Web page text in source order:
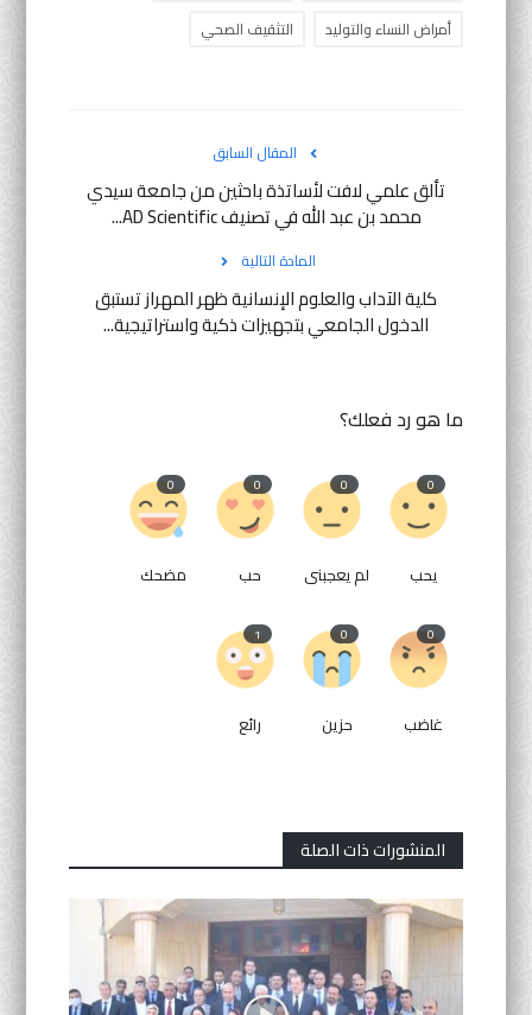
أمراض النساء والتوليد
التثقيف الصحي
المقال السابق
تألق علمي لافت لأساتذة باحثين من جامعة سيدي
محمد بن عبد الله في تصنيف AD Scientific...
المادة التالية
كلية الآداب والعلوم الإنسانية ظهر المهراز تستبق
الدخول الجامعي بتجهيزات ذكية واستراتيجية...
ما هو رد فعلك؟
0
يحب
0
لم يعجبنى
0
حب
0
مضحك
0
غاضب
0
حزين
1
رائع
المنشورات ذات الصلة